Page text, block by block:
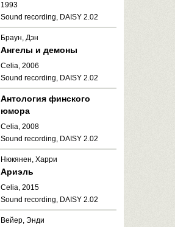
1993
Sound recording, DAISY 2.02
Браун, Дэн
Ангелы и демоны
Celia, 2006
Sound recording, DAISY 2.02
Антология финского
юмора
Celia, 2008
Sound recording, DAISY 2.02
Нюкянен, Харри
Ариэль
Celia, 2015
Sound recording, DAISY 2.02
Вейер, Энди